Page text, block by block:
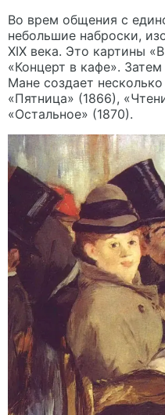
Во врем общения с
небольшие наброски,
XIX века. Это картины
«Концерт в кафе».
Мане создает
«Пятница» (1866),
«Остальное» (1870).